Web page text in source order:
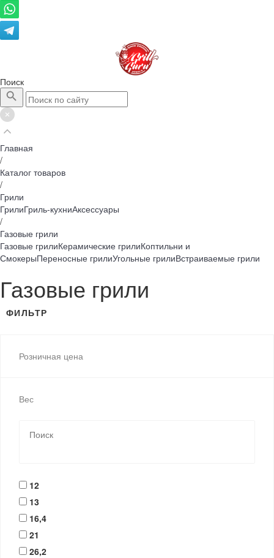
Поиск
Главная
/
Каталог товаров
/
Грили
ГрилиГриль-кухниАксессуары
/
Газовые грили
Газовые грилиКерамические грилиКоптильни и
СмокерыПереносные грилиУгольные грилиВстраиваемые грили
Газовые грили
ФИЛЬТР
Розничная цена
Вес
12
13
16,4
21
26,2